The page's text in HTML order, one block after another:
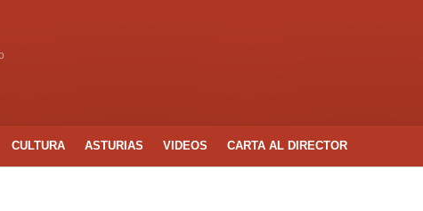
CULTURA ASTURIAS VIDEOS CARTA AL DIRECTOR